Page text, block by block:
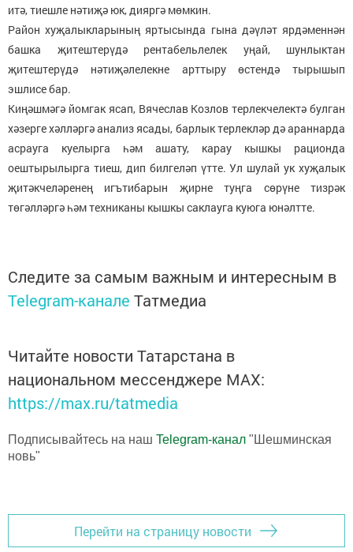
итә, тиешле нәтиҗә юк, дияргә мөмкин.
Район хуҗалыкларының яртысында гына дәүләт ярдәменнән
башка җитештерүдә рентабельлелек уңай, шунлыктан
җитештерүдә нәтиҗәлелекне арттыру өстендә тырышып
эшлисе бар.
Киңәшмәгә йомгак ясап, Вячеслав Козлов терлекчелектә булган
хәзерге хәлләргә анализ ясады, барлык терлекләр дә араннарда
асрауга куелырга һәм ашату, карау кышкы рационда
оештырылырга тиеш, дип билгеләп үтте. Ул шулай ук хуҗалык
җитәкчеләренең игътибарын җирне туңга сөрүне тизрәк
төгәлләргә һәм техниканы кышкы саклауга куюга юнәлтте.
Следите за самым важным и интересным в
Telegram-канале Татмедиа
Читайте новости Татарстана в
национальном мессенджере MАХ:
https://max.ru/tatmedia
Подписывайтесь на наш Telegram-канал "Шешминская
новь"
Перейти на страницу новости